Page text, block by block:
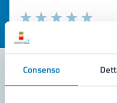
Consenso
Valuta la chiarezza delle
Seleziona il numero di
Valuta 1 stelle su 5